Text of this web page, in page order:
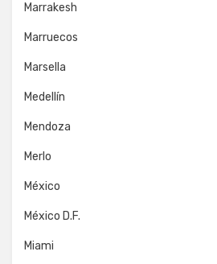
Marrakesh
Marruecos
Marsella
Medellín
Mendoza
Merlo
México
México D.F.
Miami